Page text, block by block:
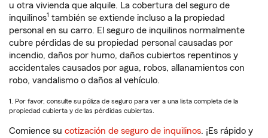
u otra vivienda que alquile. La cobertura del seguro de
inquilinos1 también se extiende incluso a la propiedad
personal en su carro. El seguro de inquilinos normalmente
cubre pérdidas de su propiedad personal causadas por
incendio, daños por humo, daños cubiertos repentinos y
accidentales causados por agua, robos, allanamientos con
robo, vandalismo o daños al vehículo.
1. Por favor, consulte su póliza de seguro para ver a una lista completa de la
propiedad cubierta y de las pérdidas cubiertas.
Comience su cotización de seguro de inquilinos. ¡Es rápido y